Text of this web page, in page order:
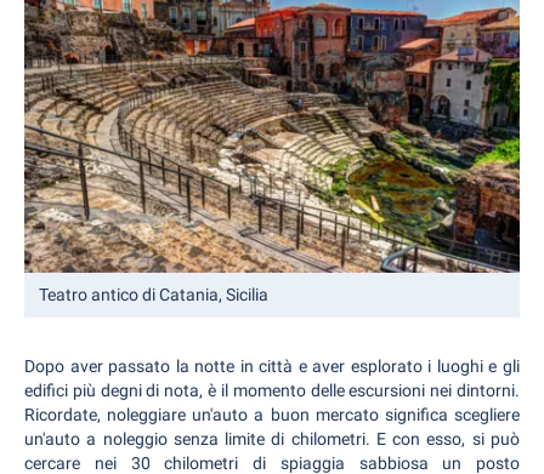
Teatro antico di Catania, Sicilia
Dopo aver passato la notte in città e aver esplorato i luoghi e gli
edifici più degni di nota, è il momento delle escursioni nei dintorni.
Ricordate, noleggiare un'auto a buon mercato significa scegliere
un'auto a noleggio senza limite di chilometri. E con esso, si può
cercare nei 30 chilometri di spiaggia sabbiosa un posto